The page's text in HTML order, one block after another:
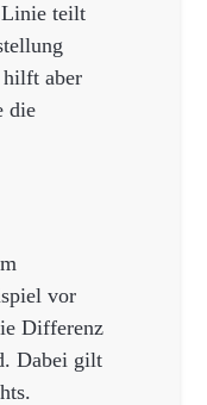
Linie teilt
hilft aber
die
vor
Differenz
Dabei gilt